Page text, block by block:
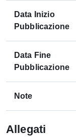
Data Inizio
Pubblicazione
Data Fine
Pubblicazione
Note
Allegati